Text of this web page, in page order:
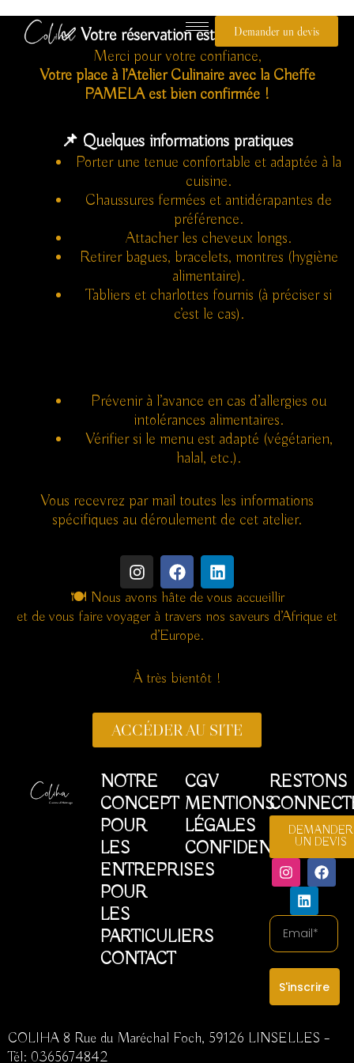
contenu
Demander un devis
✅ Votre réservation est confirmée !
Merci pour votre confiance,
Votre place à l’Atelier Culinaire avec la Cheffe
PAMELA est bien confirmée !
📌 Quelques informations pratiques
Porter une tenue confortable et adaptée à la
cuisine.
Chaussures fermées et antidérapantes de
préférence.
Attacher les cheveux longs.
Retirer bagues, bracelets, montres (hygiène
alimentaire).
Tabliers et charlottes fournis (à préciser si
c’est le cas).
Prévenir à l’avance en cas d’allergies ou
intolérances alimentaires.
Vérifier si le menu est adapté (végétarien,
halal, etc.).
Vous recevrez par mail toutes les informations
spécifiques au déroulement de cet atelier.
I
n
s
t
a
a
F
a
c
e
b
o
k
L
i
n
k
n
🍽 Nous avons hâte de vous accueillir
et de vous faire voyager à travers nos saveurs d’Afrique et
d’Europe.
À très bientôt !
ACCÉDER AU SITE
NOTRE
CONCEPT
POUR
LES
ENTREPRISES
POUR
LES
PARTICULIERS
CONTACT
CGV
MENTIONS
LÉGALES
CONFIDENTIALITÉ
RESTONS
DEMANDER
UN DEVIS
I
n
s
a
g
r
F
a
b
o
L
n
k
e
d
i
Email
S'inscrire
COLIHA 8 Rue du Maréchal Foch, 59126 LINSELLES –
Tél: 0365674842